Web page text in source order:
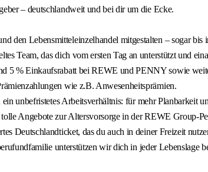
– deutschlandweit und bei dir um die Ecke.
den Lebensmitteleinzelhandel mitgestalten – sogar
Team, das dich vom ersten Tag an unterstützt und
5 % Einkaufsrabatt bei REWE und PENNY sowie
wie z.B. Anwesenheitsprämien.
unbefristetes Arbeitsverhältnis: für mehr Planbarkeit
Angebote zur Altersvorsorge in der REWE Group-
Deutschlandticket, das du auch in deiner Freizeit
unterstützen wir dich in jeder